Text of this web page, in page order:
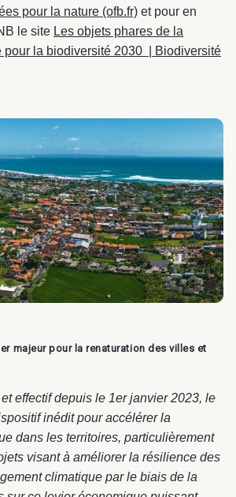
pour la nature (ofb.fr) et pour en
le site Les objets phares de la
pour la biodiversité 2030 | Biodiversité
majeur pour la renaturation des villes et
effectif depuis le 1er janvier 2023, le
inédit pour accélérer la
dans les territoires, particulièrement
visant à améliorer la résilience des
climatique par le biais de la